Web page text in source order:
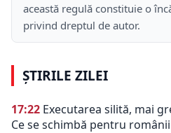
această regulă constituie o
privind dreptul de autor.
ȘTIRILE ZILEI
17:22 Executarea silită, mai
Ce se schimbă pentru